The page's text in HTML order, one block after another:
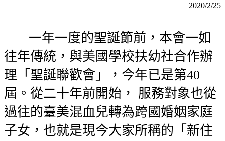
2020/2/25
一年一度的聖誕節前，本會一如
往年傳統，與美國學校扶幼社合作辦
理「聖誕聯歡會」，今年已是第40
屆。從二十年前開始， 服務對象也從
過往的臺美混血兒轉為跨國婚姻家庭
子女，也就是現今大家所稱的「新住